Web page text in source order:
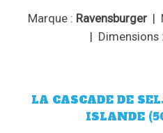
Marque : Ravensburger|
| Dimensions :
LA CASCADE DE
ISLANDE